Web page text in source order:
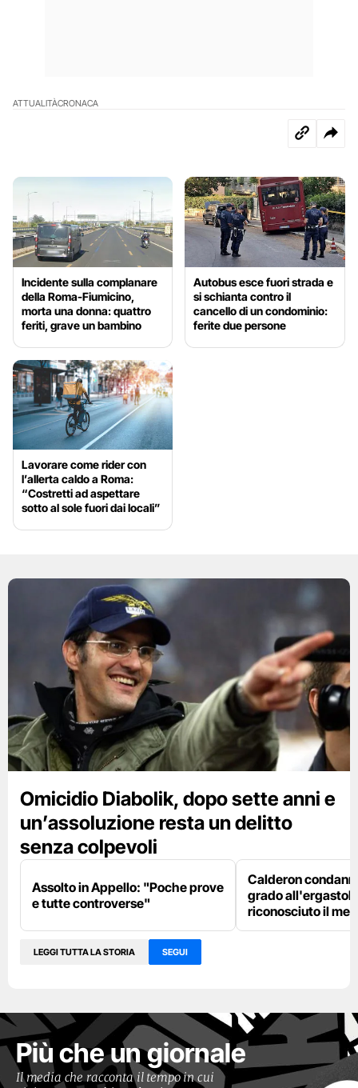
ATTUALITÀCRONACA
Incidente sulla complanare
della Roma-Fiumicino,
morta una donna: quattro
feriti, grave un bambino
Autobus esce fuori strada e
si schianta contro il
cancello di un condominio:
ferite due persone
Lavorare come rider con
l’allerta caldo a Roma:
“Costretti ad aspettare
sotto al sole fuori dai locali”
Omicidio Diabolik, dopo sette anni e
un’assoluzione resta un delitto
senza colpevoli
Assolto in Appello: "Poche prove
e tutte controverse"
Calderon
grado
riconosciuto il
LEGGI TUTTA LA STORIA SEGUI
Più che un giornale
Il media che racconta il tempo in cui